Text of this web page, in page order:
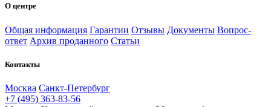
О центре
Общая информация Гарантии Отзывы Документы Вопрос-
ответ Архив проданного Статьи
Контакты
Москва Санкт-Петербург
+7 (495) 363-83-56